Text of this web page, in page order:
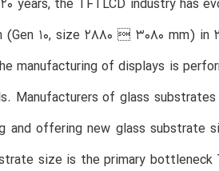
years, the TFTLCD industry has
10, size 2880  3080 mm) in
manufacturing of displays is
Manufacturers of glass
and offering new glass substrate
size is the primary bottleneck